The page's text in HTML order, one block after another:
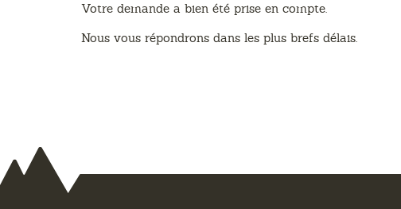
Votre demande a bien été prise en compte.
Nous vous répondrons dans les plus brefs délais.